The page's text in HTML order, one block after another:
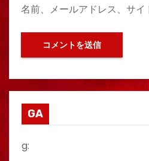
名前、メールアドレス、サイ
GA
g: